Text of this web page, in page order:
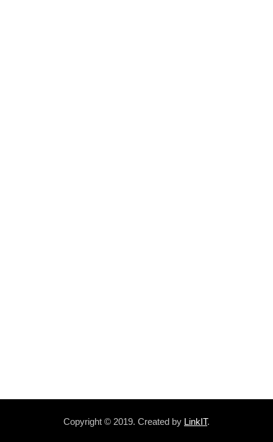
Copyright © 2019. Created by LinkIT.